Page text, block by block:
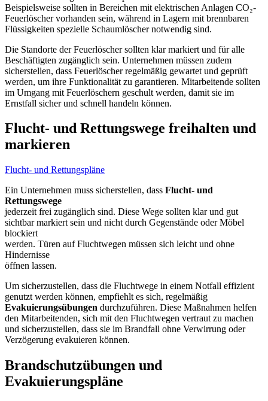
Beispielsweise sollten in Bereichen mit elektrischen Anlagen CO₂-
Feuerlöscher vorhanden sein, während in Lagern mit brennbaren
Flüssigkeiten spezielle Schaumlöscher notwendig sind.
Die Standorte der Feuerlöscher sollten klar markiert und für alle
Beschäftigten zugänglich sein. Unternehmen müssen zudem
sicherstellen, dass Feuerlöscher regelmäßig gewartet und geprüft
werden, um ihre Funktionalität zu garantieren. Mitarbeitende sollten
im Umgang mit Feuerlöschern geschult werden, damit sie im
Ernstfall sicher und schnell handeln können.
Flucht- und Rettungswege freihalten und
markieren
Flucht- und Rettungspläne
Ein Unternehmen muss sicherstellen, dass Flucht- und
Rettungswege
jederzeit frei zugänglich sind. Diese Wege sollten klar und gut
sichtbar markiert sein und nicht durch Gegenstände oder Möbel
blockiert
werden. Türen auf Fluchtwegen müssen sich leicht und ohne
Hindernisse
öffnen lassen.
Um sicherzustellen, dass die Fluchtwege in einem Notfall effizient
genutzt werden können, empfiehlt es sich, regelmäßig
Evakuierungsübungen durchzuführen. Diese Maßnahmen helfen
den Mitarbeitenden, sich mit den Fluchtwegen vertraut zu machen
und sicherzustellen, dass sie im Brandfall ohne Verwirrung oder
Verzögerung evakuieren können.
Brandschutzübungen und
Evakuierungspläne